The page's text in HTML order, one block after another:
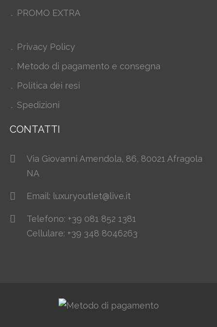
PROMO EXTRA
Privacy Policy
Metodo di pagamento e consegna
Politica dei resi
Spedizioni
CONTATTI
Via Giovanni Amendola, 86, 80021 Afragola
NA
Email: luxuryoutlet@live.it
Telefono: +39 081 852 1381
Cellulare: +39 348 8046263